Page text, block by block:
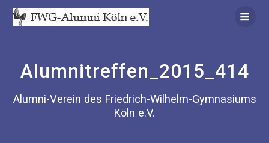
Inhalt
Alumnitreffen_2015_414
Alumni-Verein des Friedrich-Wilhelm-Gymnasiums
Köln e.V.